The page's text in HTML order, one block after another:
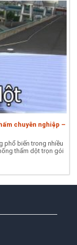
chuyên nghiệp –
phổ biến trong nhiều
thấm dột trọn gói